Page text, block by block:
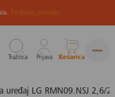
Pogledaj ponudu
Tražilica Prijava Košarica
uređaj LG RMN09.NSJ 2,6/